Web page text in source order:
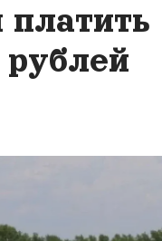
платить